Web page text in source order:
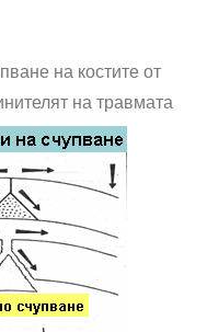
на костите от
на травмата